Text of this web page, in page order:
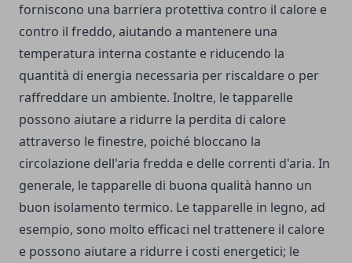
forniscono una barriera protettiva contro il calore e
contro il freddo, aiutando a mantenere una
temperatura interna costante e riducendo la
quantità di energia necessaria per riscaldare o per
raffreddare un ambiente. Inoltre, le tapparelle
possono aiutare a ridurre la perdita di calore
attraverso le finestre, poiché bloccano la
circolazione dell'aria fredda e delle correnti d'aria. In
generale, le tapparelle di buona qualità hanno un
buon isolamento termico. Le tapparelle in legno, ad
esempio, sono molto efficaci nel trattenere il calore
e possono aiutare a ridurre i costi energetici; le